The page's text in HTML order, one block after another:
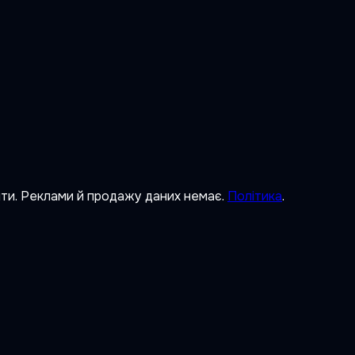
Реклами й продажу даних немає. Політика.